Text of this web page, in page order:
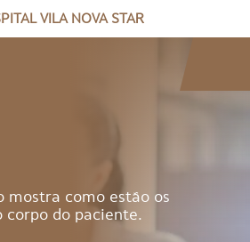
VILA NOVA STAR
mostra como estão os
corpo do paciente.